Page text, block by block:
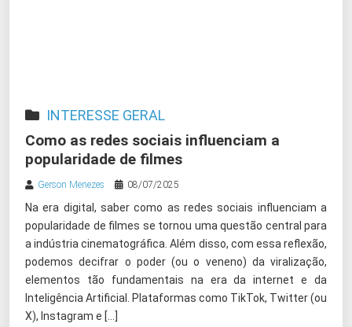
INTERESSE GERAL
Como as redes sociais influenciam a
popularidade de filmes
Gerson Menezes 08/07/2025
Na era digital, saber como as redes sociais influenciam a
popularidade de filmes se tornou uma questão central para
a indústria cinematográfica. Além disso, com essa reflexão,
podemos decifrar o poder (ou o veneno) da viralização,
elementos tão fundamentais na era da internet e da
Inteligência Artificial. Plataformas como TikTok, Twitter (ou
X), Instagram e […]